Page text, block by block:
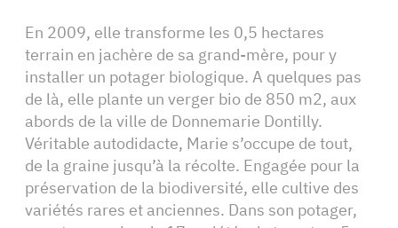
En 2009, elle transforme les 0,5 hectares
terrain en jachère de sa grand-mère, pour y
installer un potager biologique. A quelques pas
de là, elle plante un verger bio de 850 m2, aux
abords de la ville de Donnemarie Dontilly.
Véritable autodidacte, Marie s’occupe de tout,
de la graine jusqu’à la récolte. Engagée pour la
préservation de la biodiversité, elle cultive des
variétés rares et anciennes. Dans son potager,